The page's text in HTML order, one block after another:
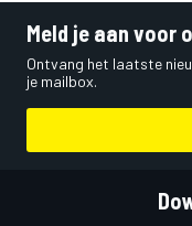
Meld je aan voor
Ontvang het laatste
je mailbox.